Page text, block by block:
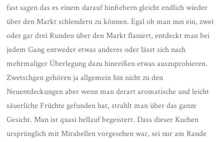
fast sagen das es einem darauf hinfiebern gleicht endlich wieder
über den Markt schlendern zu können. Egal ob man nun ein, zwei
oder gar drei Runden über den Markt flaniert, entdeckt man bei
jedem Gang entweder etwas anderes oder lässt sich nach
mehrmaliger Überlegung dazu hinreißen etwas auszuprobieren.
Zwetschgen gehören ja allgemein hin nicht zu den
Neuentdeckungen aber wenn man derart aromatische und leicht
säuerliche Früchte gefunden hat, strahlt man über das ganze
Gesicht. Man ist quasi hellauf begeistert. Dass dieser Kuchen
ursprünglich mit Mirabellen vorgesehen war, sei nur am Rande